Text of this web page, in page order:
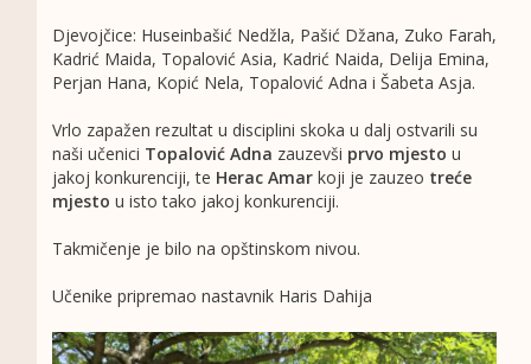
Djevojčice: Huseinbašić Nedžla, Pašić Džana, Zuko Farah,
Kadrić Maida, Topalović Asia, Kadrić Naida, Delija Emina,
Perjan Hana, Kopić Nela, Topalović Adna i Šabeta Asja.
Vrlo zapažen rezultat u disciplini skoka u dalj ostvarili su
naši učenici Topalović Adna zauzevši prvo mjesto u
jakoj konkurenciji, te Herac Amar koji je zauzeo treće
mjesto u isto tako jakoj konkurenciji.
Takmičenje je bilo na opštinskom nivou.
Učenike pripremao nastavnik Haris Dahija